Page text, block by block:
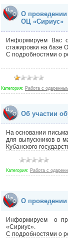
О
ОЦ «Сириус»
Информируем Вас
стажировки на базе
С подробностями о
Категория: Работа с
Об участии
На основании
для выпускников в
Кубанского
Категория: Работа с
О проведении
Информируем о
«Сириус».
С подробностями о